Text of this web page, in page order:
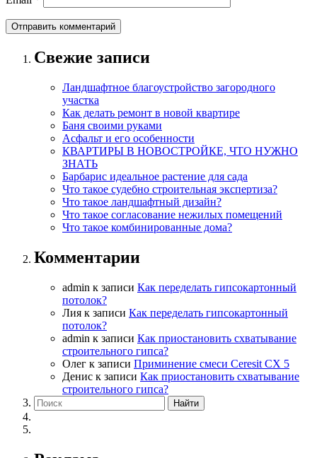
Свежие записи
Ландшафтное благоустройство загородного
участка
Как делать ремонт в новой квартире
Баня своими руками
Асфальт и его особенности
КВАРТИРЫ В НОВОСТРОЙКЕ, ЧТО НУЖНО
ЗНАТЬ
Барбарис идеальное растение для сада
Что такое судебно строительная экспертиза?
Что такое ландшафтный дизайн?
Что такое согласование нежилых помещений
Что такое комбинированные дома?
Комментарии
admin к записи Как переделать гипсокартонный
потолок?
Лия к записи Как переделать гипсокартонный
потолок?
admin к записи Как приостановить схватывание
строительного гипса?
Олег к записи Приминение смеси Ceresit СХ 5
Денис к записи Как приостановить схватывание
строительного гипса?